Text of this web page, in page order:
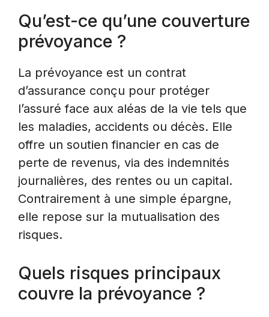
Qu’est-ce qu’une couverture
prévoyance ?
La prévoyance est un contrat
d’assurance conçu pour protéger
l’assuré face aux aléas de la vie tels que
les maladies, accidents ou décès. Elle
offre un soutien financier en cas de
perte de revenus, via des indemnités
journalières, des rentes ou un capital.
Contrairement à une simple épargne,
elle repose sur la mutualisation des
risques.
Quels risques principaux
couvre la prévoyance ?